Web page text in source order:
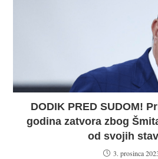
DODIK PRED SUDOM!
godina zatvora zbog
od svojih
3. prosinca